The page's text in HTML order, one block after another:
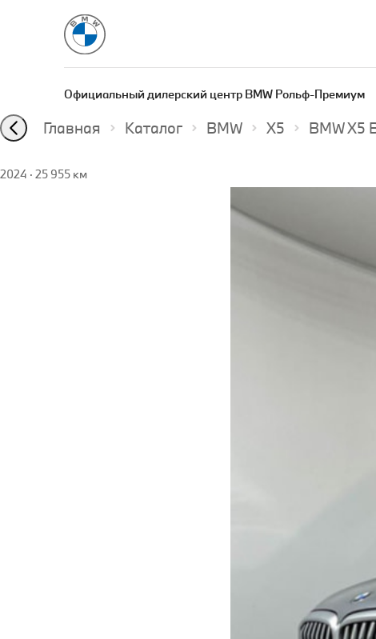
Официальный дилерский центр BMW Рольф-Премиум
Главная Каталог BMW X5 BMW X5
2024 · 25 955 км